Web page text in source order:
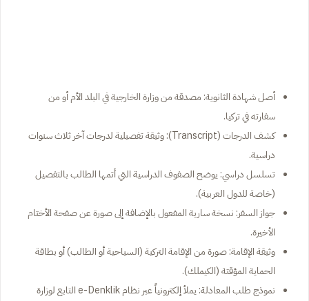
أصل شهادة الثانوية: مصدقة من وزارة الخارجية في البلد الأم أو من
سفارته في تركيا.
كشف الدرجات (Transcript): وثيقة تفصيلية لدرجات آخر ثلاث سنوات
دراسية.
تسلسل دراسي: يوضح الصفوف الدراسية التي أتمها الطالب بالتفصيل
(خاصة للدول العربية).
جواز السفر: نسخة سارية المفعول بالإضافة إلى صورة عن صفحة الأختام
الأخيرة.
وثيقة الإقامة: صورة من الإقامة التركية (السياحية أو الطالب) أو بطاقة
الحماية المؤقتة (الكيملك).
نموذج طلب المعادلة: يملأ إلكترونياً عبر نظام e-Denklik التابع لوزارة